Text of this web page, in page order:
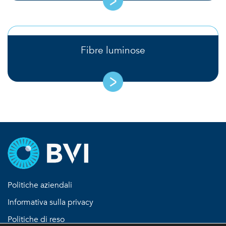
Fibre luminose
Politiche aziendali
Informativa sulla privacy
Politiche di reso